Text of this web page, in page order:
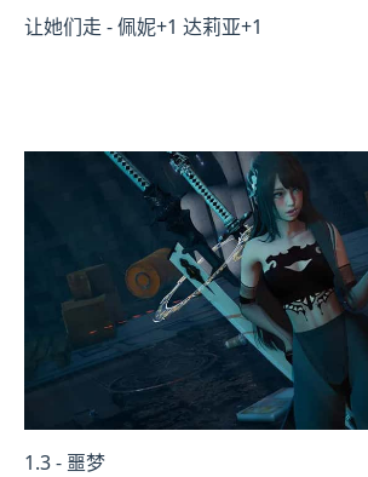
让她们走 - 佩妮+1 达莉亚+1
1.3 - 噩梦